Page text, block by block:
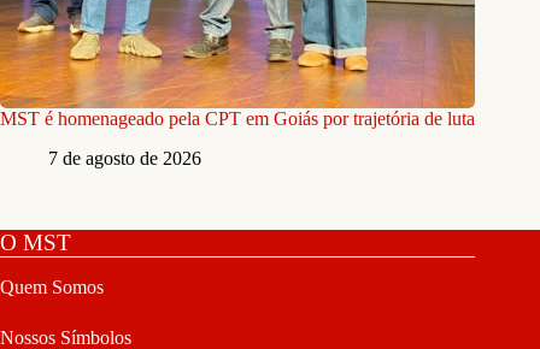
MST é homenageado pela CPT em Goiás por trajetória de luta
7 de agosto de 2026
O MST
Quem Somos
Nossos Símbolos